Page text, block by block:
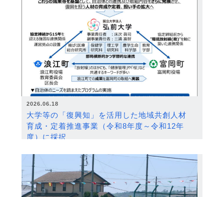
2026.06.18
大学等の「復興知」を活用した地域共創人材
育成・定着推進事業（令和8年度～令和12年
度）に採択